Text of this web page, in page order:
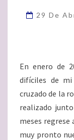
29 De
En enero de
difíciles de
cruzado de la
realizado
meses
muy pronto